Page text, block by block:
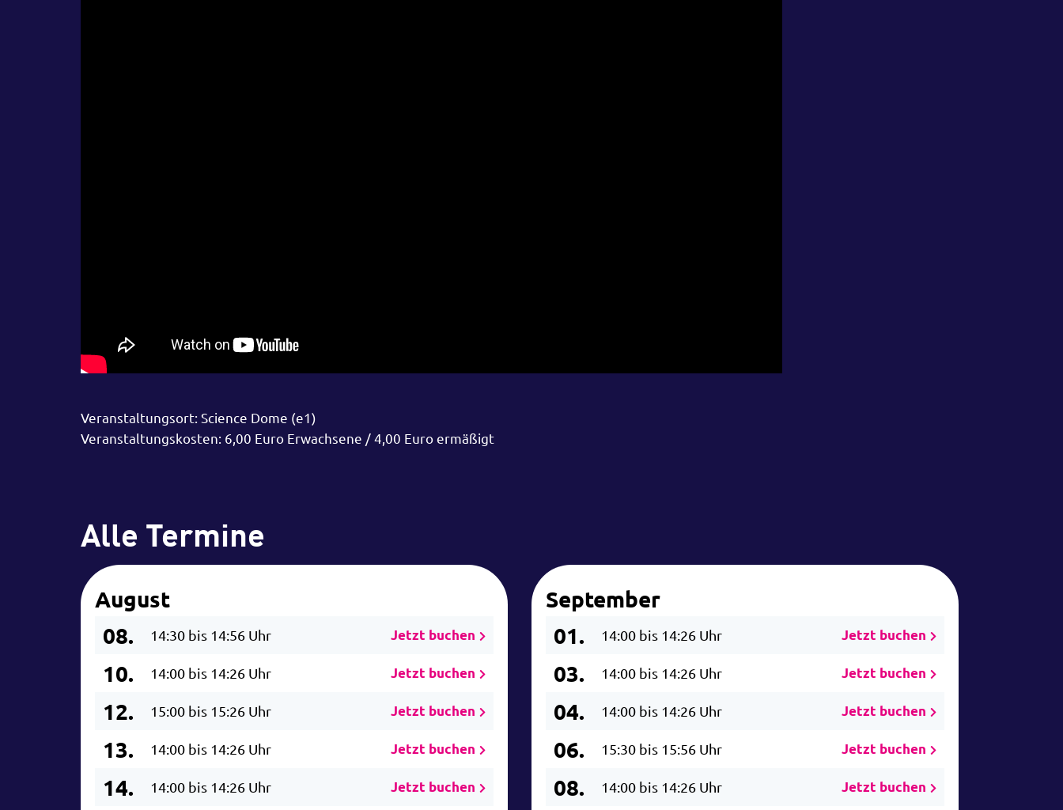
Veranstaltungsort: Science Dome (e1)
Veranstaltungskosten: 6,00 Euro Erwachsene / 4,00 Euro ermäßigt
Alle Termine
August
08.
14:30 bis 14:56 Uhr Jetzt buchen
10. 14:00 bis 14:26 Uhr Jetzt buchen
12. 15:00 bis 15:26 Uhr Jetzt buchen
13. 14:00 bis 14:26 Uhr Jetzt buchen
14. 14:00 bis 14:26 Uhr Jetzt buchen
September
01.
14:00 bis 14:26 Uhr Jetzt buchen
03. 14:00 bis 14:26 Uhr Jetzt buchen
04. 14:00 bis 14:26 Uhr Jetzt buchen
06. 15:30 bis 15:56 Uhr Jetzt buchen
08. 14:00 bis 14:26 Uhr Jetzt buchen